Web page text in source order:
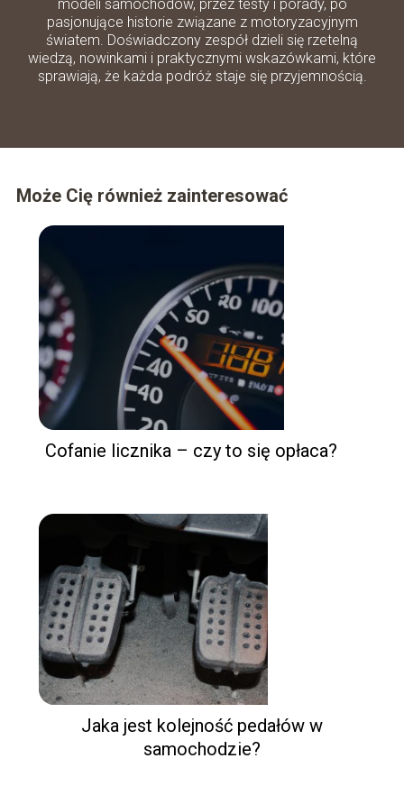
modeli samochodów, przez testy i porady, po
pasjonujące historie związane z motoryzacyjnym
światem. Doświadczony zespół dzieli się rzetelną
wiedzą, nowinkami i praktycznymi wskazówkami, które
sprawiają, że każda podróż staje się przyjemnością.
Może Cię również zainteresować
Cofanie licznika – czy to się opłaca?
Jaka jest kolejność pedałów w
samochodzie?